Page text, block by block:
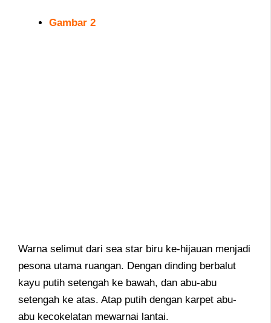
Gambar 2
Warna selimut dari sea star biru ke-hijauan menjadi
pesona utama ruangan. Dengan dinding berbalut
kayu putih setengah ke bawah, dan abu-abu
setengah ke atas. Atap putih dengan karpet abu-
abu kecokelatan mewarnai lantai.